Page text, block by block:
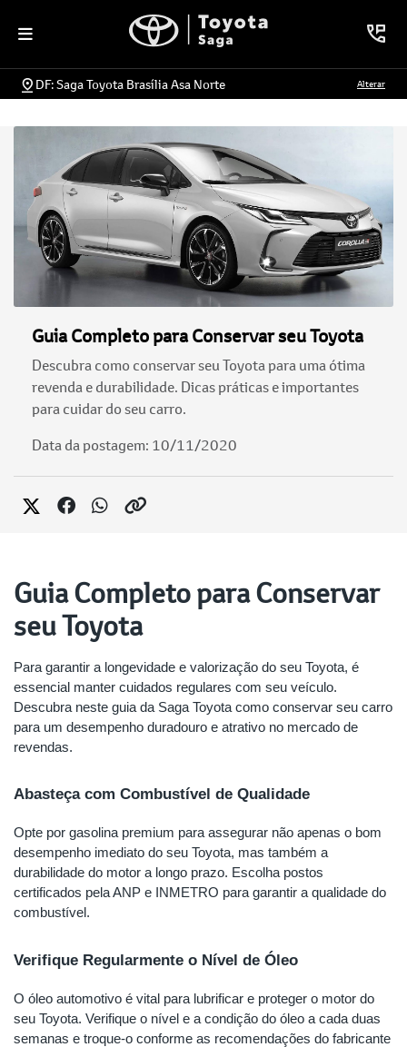
DF: Saga Toyota Brasília Asa Norte Alterar
Guia Completo para Conservar seu Toyota
Descubra como conservar seu Toyota para uma ótima
revenda e durabilidade. Dicas práticas e importantes
para cuidar do seu carro.
Data da postagem: 10/11/2020
Guia Completo para Conservar
seu Toyota
Para garantir a longevidade e valorização do seu Toyota, é
essencial manter cuidados regulares com seu veículo.
Descubra neste guia da Saga Toyota como conservar seu carro
para um desempenho duradouro e atrativo no mercado de
revendas.
Abasteça com Combustível de Qualidade
Opte por gasolina premium para assegurar não apenas o bom
desempenho imediato do seu Toyota, mas também a
durabilidade do motor a longo prazo. Escolha postos
certificados pela ANP e INMETRO para garantir a qualidade do
combustível.
Verifique Regularmente o Nível de Óleo
O óleo automotivo é vital para lubrificar e proteger o motor do
seu Toyota. Verifique o nível e a condição do óleo a cada duas
semanas e troque-o conforme as recomendações do fabricante